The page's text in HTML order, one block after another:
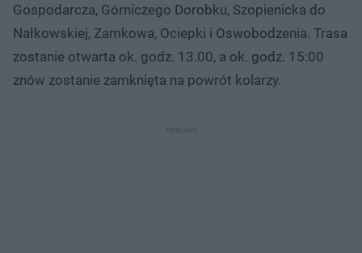
Gospodarcza, Górniczego Dorobku, Szopienicka do
Nałkowskiej, Zamkowa, Ociepki i Oswobodzenia. Trasa
zostanie otwarta ok. godz. 13.00, a ok. godz. 15:00
znów zostanie zamknięta na powrót kolarzy.